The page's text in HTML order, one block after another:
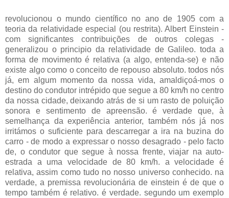
revolucionou o mundo científico no ano de 1905 com a
teoria da relatividade especial (ou restrita). Albert Einstein -
com significantes contribuições de outros colegas -
generalizou o principio da relatividade de Galileo. toda a
forma de movimento é relativa (a algo, entenda-se) e não
existe algo como o conceito de repouso absoluto. todos nós
já, em algum momento da nossa vida, amaldiçoá-mos o
destino do condutor intrépido que segue a 80 km/h no centro
da nossa cidade, deixando atrás de si um rasto de poluição
sonora e sentimento de apreensão. é verdade que, à
semelhança da experiência anterior, também nós já nos
irritámos o suficiente para descarregar a ira na buzina do
carro - de modo a expressar o nosso desagrado - pelo facto
de, o condutor que segue à nossa frente, viajar na auto-
estrada a uma velocidade de 80 km/h. a velocidade é
relativa, assim como tudo no nosso universo conhecido. na
verdade, a premissa revolucionária de einstein é de que o
tempo também é relativo. é verdade. segundo um exemplo